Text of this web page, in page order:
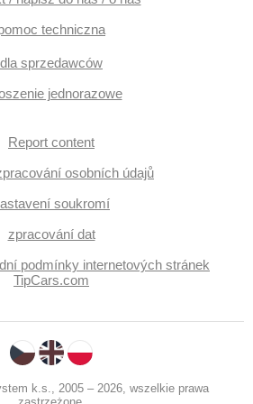
techniczna
dla sprzedawców
jednorazowe
Report content
osobních údajů
soukromí
zpracování dat
podmínky internetových stránek
TipCars.com
k.s., 2005 – 2026, wszelkie prawa